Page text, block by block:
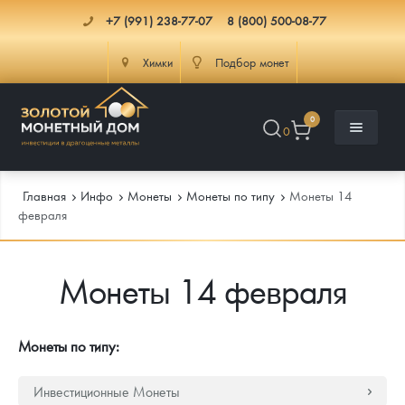
+7 (991) 238-77-07 8 (800) 500-08-77
Химки Подбор монет
0
0
Каталог Монет
Инвестиционные монеты
Как сделать заказ
Доставка
Главная Инфо Монеты Монеты по типу
Монеты 14
февраля
Монеты 14 февраля
Монеты по типу:
Инвестиционные Монеты